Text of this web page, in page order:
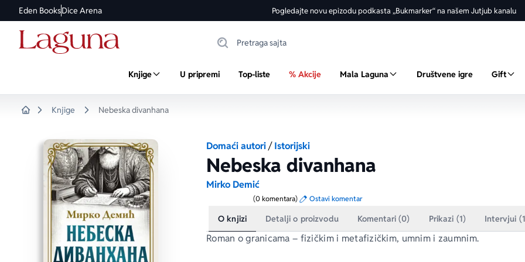
Eden BooksDice Arena Pogledajte novu epizodu podkasta „Bukmarker“ na našem Jutjub kanalu
Knjige U pripremi Top-liste % Akcije Mala Laguna Društvene igre Gift
Knjige Nebeska divanhana
Domaći autori/Istorijski
Nebeska divanhana
Mirko Demić
(0 komentara) Ostavi komentar
O knjizi Detalji o proizvodu Komentari (0) Prikazi (1) Intervjui
Roman o granicama – fizičkim i metafizičkim, umnim i zaumnim.